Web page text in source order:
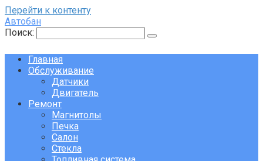
Перейти к контенту
Автобан
Поиск:
Главная
Обслуживание
Датчики
Двигатель
Ремонт
Магнитолы
Печка
Салон
Стекла